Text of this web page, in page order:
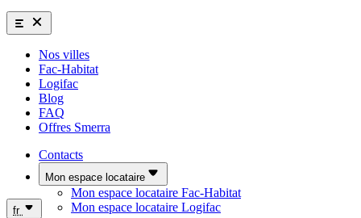
Nos villes
Fac-Habitat
Logifac
Blog
FAQ
Offres Smerra
Contacts
Mon espace locataire
Mon espace locataire Fac-Habitat
Mon espace locataire Logifac
fr